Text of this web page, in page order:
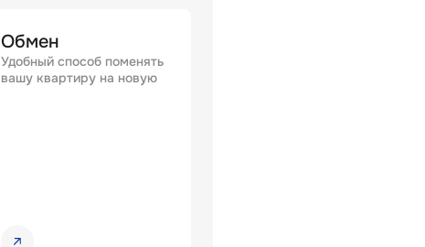
Обмен
Удобный способ поменять
вашу квартиру на новую